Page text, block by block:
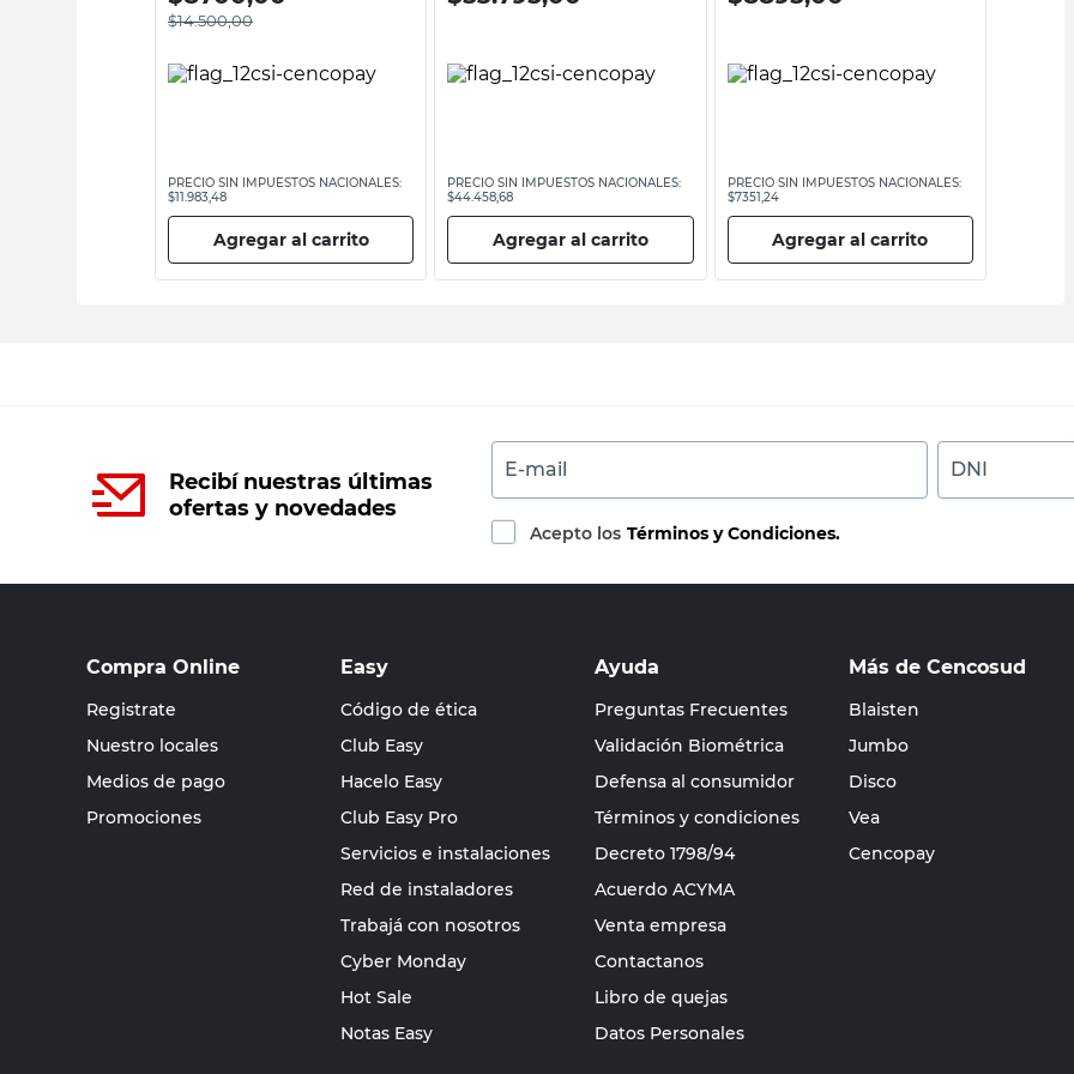
$14.500,00
PRECIO SIN IMPUESTOS NACIONALES:
$11.983,48
Agregar al carrito
PRECIO SIN IMPUESTOS NACIONALES:
$44.458,68
Agregar al carrito
PRECIO SIN IMPUESTOS NACIONALES:
$7351,24
Agregar al carrito
Recibí nuestras últimas
ofertas y novedades
E-mail DNI
Acepto los Términos y Condiciones.
Compra Online
Registrate
Nuestro locales
Medios de pago
Promociones
Easy
Código de ética
Club Easy
Hacelo Easy
Club Easy Pro
Servicios e instalaciones
Red de instaladores
Trabajá con nosotros
Cyber Monday
Hot Sale
Notas Easy
Ayuda
Preguntas Frecuentes
Validación Biométrica
Defensa al consumidor
Términos y condiciones
Decreto 1798/94
Acuerdo ACYMA
Venta empresa
Contactanos
Libro de quejas
Datos Personales
Más de Cencosud
Blaisten
Jumbo
Disco
Vea
Cencopay